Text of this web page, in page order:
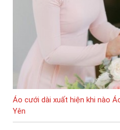
Áo cưới dài xuất hiện khi nào
Yên